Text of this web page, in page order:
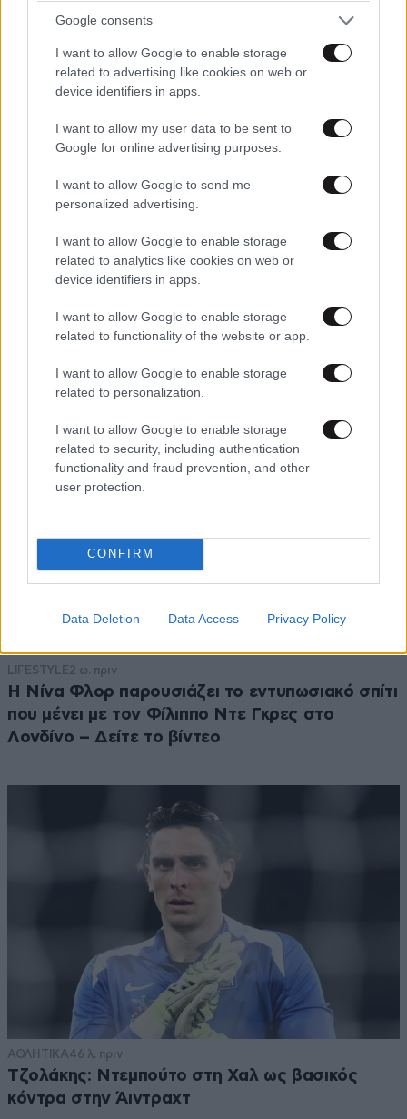
Google consents
I want to allow Google to enable storage
related to advertising like cookies on web or
device identifiers in apps.
I want to allow my user data to be sent to
Google for online advertising purposes.
I want to allow Google to send me
personalized advertising.
I want to allow Google to enable storage
related to analytics like cookies on web or
device identifiers in apps.
I want to allow Google to enable storage
related to functionality of the website or app.
I want to allow Google to enable storage
related to personalization.
I want to allow Google to enable storage
related to security, including authentication
functionality and fraud prevention, and other
user protection.
CONFIRM
Data Deletion Data Access Privacy Policy
Ογκολόγοι προειδοποιούν: Αυτές οι τροφές,
βγάλετε από την καθημερινότητά σας
LIFESTYLE 2 ω. πριν
Η Νίνα Φλορ παρουσιάζει το εντυπωσιακό σπίτι
που μένει με τον Φίλιππο Ντε Γκρες στο
Λονδίνο – Δείτε το βίντεο
ΑΘΛΗΤΙΚΑ46 λ. πριν
Τζολάκης: Ντεμπούτο στη Χαλ ως βασικός
κόντρα στην Άιντραχτ